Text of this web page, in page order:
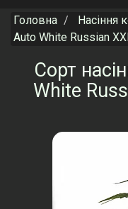
Головна
Насіння
Auto White Russian
Сорт
White